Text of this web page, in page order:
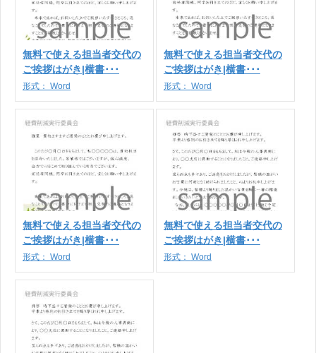
無料で使える担当者交代の
ご挨拶はがき|横書･･･
形式： Word
無料で使える担当者交代の
ご挨拶はがき|横書･･･
形式： Word
無料で使える担当者交代の
ご挨拶はがき|横書･･･
形式： Word
無料で使える担当者交代の
ご挨拶はがき|横書･･･
形式： Word